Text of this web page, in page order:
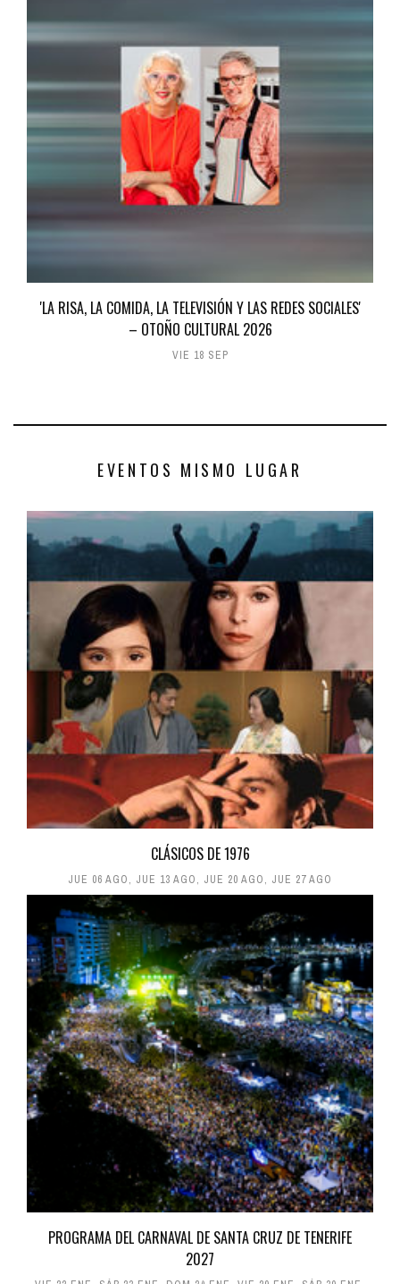
'LA RISA, LA COMIDA, LA TELEVISIÓN Y LAS REDES SOCIALES'
– OTOÑO CULTURAL 2026
VIE 18 SEP
EVENTOS MISMO LUGAR
CLÁSICOS DE 1976
JUE 06 AGO, JUE 13 AGO, JUE 20 AGO, JUE 27 AGO
PROGRAMA DEL CARNAVAL DE SANTA CRUZ DE TENERIFE
2027